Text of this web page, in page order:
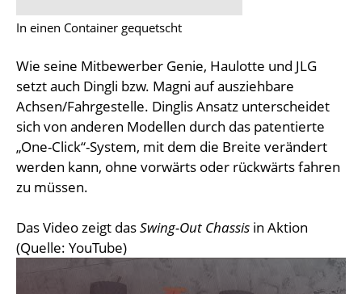
In einen Container gequetscht
Wie seine Mitbewerber Genie, Haulotte und JLG
setzt auch Dingli bzw. Magni auf ausziehbare
Achsen/Fahrgestelle. Dinglis Ansatz unterscheidet
sich von anderen Modellen durch das patentierte
„One-Click“-System, mit dem die Breite verändert
werden kann, ohne vorwärts oder rückwärts fahren
zu müssen.
Das Video zeigt dasSwing-Out Chassis in Aktion
(Quelle: YouTube)